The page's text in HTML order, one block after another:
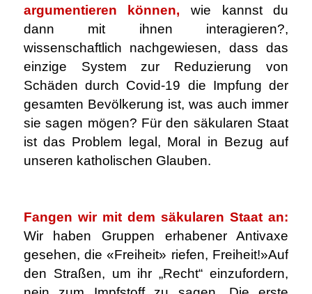
argumentieren können, wie kannst du
dann mit ihnen interagieren?,
wissenschaftlich nachgewiesen, dass das
einzige System zur Reduzierung von
Schäden durch Covid-19 die Impfung der
gesamten Bevölkerung ist, was auch immer
sie sagen mögen? Für den säkularen Staat
ist das Problem legal, Moral in Bezug auf
unseren katholischen Glauben.
Fangen wir mit dem säkularen Staat an:
Wir haben Gruppen erhabener Antivaxe
gesehen, die «Freiheit» riefen, Freiheit!»Auf
den Straßen, um ihr „Recht“ einzufordern,